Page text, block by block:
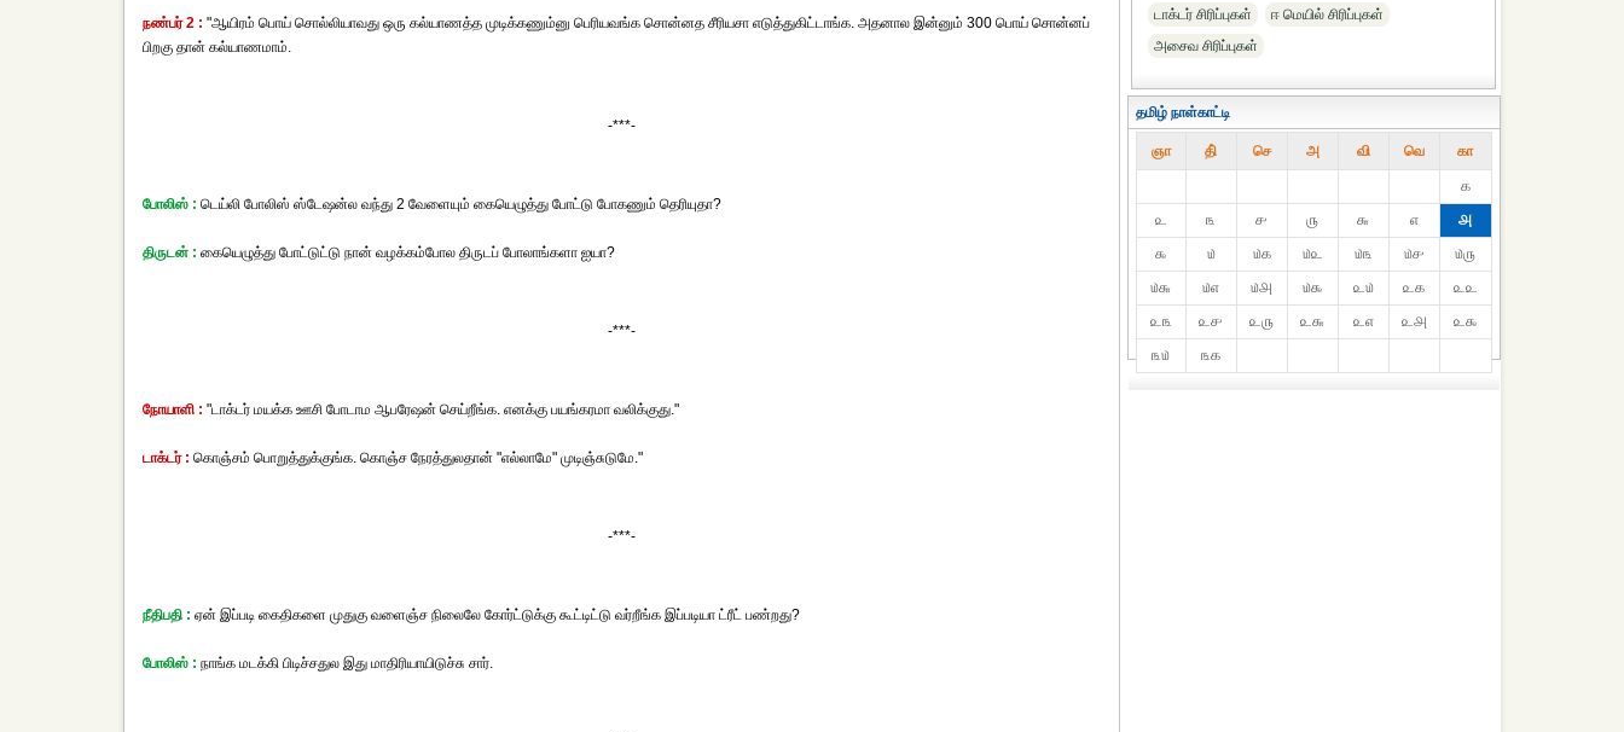
நண்பர் 2 : "ஆயிரம் பொய் சொல்லியாவது ஒரு கல்யாணத்த முடிக்கணும்னு பெரியவங்க சொன்னத சீரியசா எடுத்துகிட்டாங்க. அதனால இன்னும் 300 பொய் சொன்னப்
பிறகு தான் கல்யாணமாம்.
-***-
போலிஸ் : டெய்லி போலிஸ் ஸ்டேஷன்ல வந்து 2 வேளையும் கையெழுத்து போட்டு போகணும் தெரியுதா?
திருடன் : கையெழுத்து போட்டுட்டு நான் வழக்கம்போல திருடப் போலாங்களா ஐயா?
-***-
நோயாளி : "டாக்டர் மயக்க ஊசி போடாம ஆபரேஷன் செய்றீங்க. எனக்கு பயங்கரமா வலிக்குது."
டாக்டர் : கொஞ்சம் பொறுத்துக்குங்க. கொஞ்ச நேரத்துலதான் "எல்லாமே" முடிஞ்சுடுமே."
-***-
நீதிபதி : ஏன் இப்படி கைதிகளை முதுகு வளைஞ்ச நிலைலே கோர்ட்டுக்கு கூட்டிட்டு வர்றீங்க இப்படியா ட்ரீட் பண்றது?
போலிஸ் : நாங்க மடக்கி பிடிச்சதுல இது மாதிரியாயிடுச்சு சார்.
டாக்டர் சிரிப்புகள்
ஈ மெயில் சிரிப்புகள்
அசைவ சிரிப்புகள்
தமிழ் நாள்காட்டி
ஞா தி் செ அ வி வெ கா
௧
௨
௩ ௪ ௫ ௬ ௭
௮
௯
௰ ௰௧ ௰௨ ௰௩ ௰௪
௰௫
௰௬
௰௭ ௰௮ ௰௯ ௨௰ ௨௧
௨௨
௨௩
௨௪ ௨௫ ௨௬ ௨௭ ௨௮
௨௯
௩௰
௩௧